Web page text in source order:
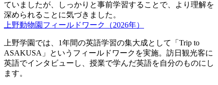
ていましたが、しっかりと事前学習することで、より理解を
深められることに気づきました。
上野動物園フィールドワーク（2026年）
上野学園では、1年間の英語学習の集大成として「Trip to
ASAKUSA」というフィールドワークを実施。訪日観光客に
英語でインタビューし、授業で学んだ英語を自分のものにし
ます。